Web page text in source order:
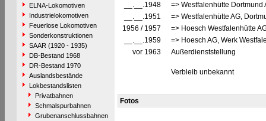
ELNA-Lokomotiven
Industrielokomotiven
Feuerlose Lokomotiven
Sonderkonstruktionen
SAAR (1920 - 1935)
DB-Bestand 1968
DR-Bestand 1970
Auslandsbestände
Lokbestandslisten
Privatbahnen
Schmalspurbahnen
Grubenanschlussbahnen
__.__.1948
=> Westfalenhütte
__.__.1951
=> Westfalenhütte AG,
1956 / 1957
=> Hoesch Westfalenhütte
__.__.1959
=> Hoesch AG, Werk
vor 1963
Außerdienststellung
Verbleib unbekannt
Fotos